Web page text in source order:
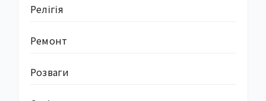
Релігія
Ремонт
Розваги